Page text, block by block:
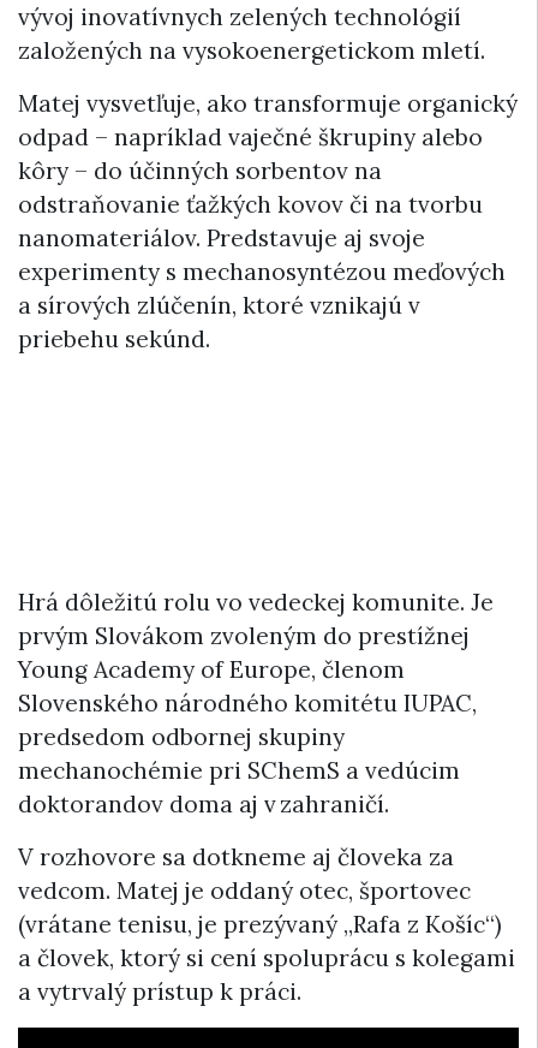
vývoj inovatívnych zelených technológií
založených na vysokoenergetickom mletí.
Matej vysvetľuje, ako transformuje organický
odpad – napríklad vaječné škrupiny alebo
kôry – do účinných sorbentov na
odstraňovanie ťažkých kovov či na tvorbu
nanomateriálov. Predstavuje aj svoje
experimenty s mechanosyntézou meďových
a sírových zlúčenín, ktoré vznikajú v
priebehu sekúnd.
Hrá dôležitú rolu vo vedeckej komunite. Je
prvým Slovákom zvoleným do prestížnej
Young Academy of Europe, členom
Slovenského národného komitétu IUPAC,
predsedom odbornej skupiny
mechanochémie pri SChemS a vedúcim
doktorandov doma aj v zahraničí.
V rozhovore sa dotkneme aj človeka za
vedcom. Matej je oddaný otec, športovec
(vrátane tenisu, je prezývaný „Rafa z Košíc“)
a človek, ktorý si cení spoluprácu s kolegami
a vytrvalý prístup k práci.